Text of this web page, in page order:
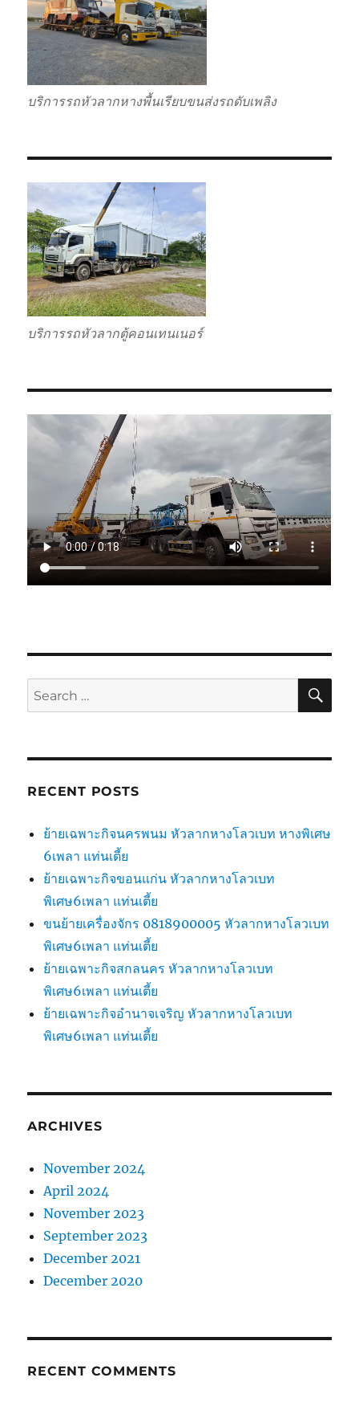
บริการรถหัวลากหางพื้นเรียบขนส่งรถดับเพลิง
บริการรถหัวลากตู้คอนเทนเนอร์
Search
for:
RECENT POSTS
ย้ายเฉพาะกิจนครพนม หัวลากหางโลวเบท หางพิเศษ
6เพลา แท่นเตี้ย
ย้ายเฉพาะกิจขอนแก่น หัวลากหางโลวเบท
พิเศษ6เพลา แท่นเตี้ย
ขนย้ายเครื่องจักร 0818900005 หัวลากหางโลวเบท
พิเศษ6เพลา แท่นเตี้ย
ย้ายเฉพาะกิจสกลนคร หัวลากหางโลวเบท
พิเศษ6เพลา แท่นเตี้ย
ย้ายเฉพาะกิจอำนาจเจริญ หัวลากหางโลวเบท
พิเศษ6เพลา แท่นเตี้ย
ARCHIVES
November 2024
April 2024
November 2023
September 2023
December 2021
December 2020
RECENT COMMENTS